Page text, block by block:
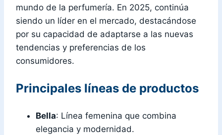
mundo de la perfumería. En 2025, continúa
siendo un líder en el mercado, destacándose
por su capacidad de adaptarse a las nuevas
tendencias y preferencias de los
consumidores.
Principales líneas de productos
Bella: Línea femenina que combina
elegancia y modernidad.